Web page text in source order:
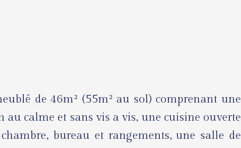
de 46m² (55m² au sol) comprenant une
au calme et sans vis a vis, une cuisine ouverte
bureau et rangements, une salle de